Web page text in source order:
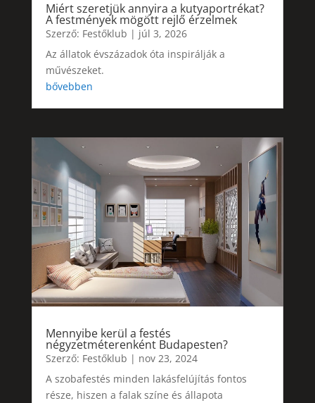
Miért szeretjük annyira a kutyaportrékat?
A festmények mögött rejlő érzelmek
Szerző: Festőklub | júl 3, 2026
Az állatok évszázadok óta inspirálják a
művészeket.
bővebben
Mennyibe kerül a festés
négyzetméterenként Budapesten?
Szerző: Festőklub | nov 23, 2024
A szobafestés minden lakásfelújítás fontos
része, hiszen a falak színe és állapota